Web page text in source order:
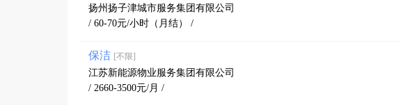
扬州扬子津城市服务集团有限公司
/ 60-70元/小时（月结） /
保洁 [不限]
江苏新能源物业服务集团有限公司
/ 2660-3500元/月 /